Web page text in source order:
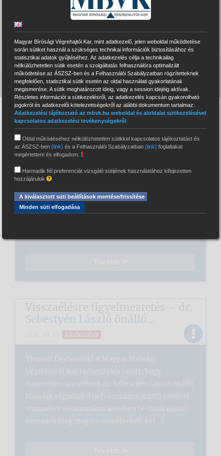
Tájékoztatás – Személyes
ügyfélszolgálat elmarad
2026. 08. 03. Hírek
Tisztelt Ügyfeleink! Tájékoztatjuk Önöket, hogy a
Magyar Bírósági Végrehajtói Kar Ügyfélszolgálati
és Panasz Irodáján a személyes ügyfélfogadás
2026. augusztus 5-én szerdán a rendkívüli
Visszaélésre figyelmeztetés – dr.
Sebestyén László önálló...
Közlemény
Tisztelt Ügyfeleink! A Magyar Bírósági
Végrehajtói Kar tudomására jutott, hogy
ismeretlen személyek dr. Sebestyén László önálló
bírósági végrehajtó (jelvényszám: 0207) nevével
visszaélve elektronikus levélben (e-mail útján)
keresnek meg magánszemélyeket, és […]
Magyar Bírósági Végrehajtói Kar, mint adatkezelő, jelen weboldal működtetése
során sütiket használ a szükséges technikai információk biztosításához és
statisztikai adatok gyűjtéséhez. Az adatkezelés célja a technikailag
nélkülözhetetlen sütik esetén a szolgáltatás felhasználóra optimalizált
működtetése az ÁSZSZ-ben és a Felhasználói Szabályzatban rögzítetteknek
megfelelően, statisztikai sütik esetén az oldal használati gyakorlatának
megismerése. A sütik meghatározott ideig, vagy a session idejéig aktívak.
Részletes információt a sütikezelésről, az adatkezelés kapcsán gyakorolható
jogokról és adatkezelői kötelezettségekről az alábbi dokumentum tartalmaz:
Adatkezelési tájékoztató az mbvk.hu weboldal és aloldalai sütikezelésével
kapcsolatos adatkezelési tevékenységekről
Oldal működéséhez nélkülözhetetlen sütikkel kapcsolatos tájékoztatást és
az ÁSZSZ-ben(link) és a Felhasználói Szabályzatban(link) foglaltakat
megértettem és elfogadom.
Harmadik fél preferenciát vizsgáló sütijének használatához kifejezetten
hozzájárulok
A kiválasztott süti beállítások mentése/frissítése
Minden süti elfogadása